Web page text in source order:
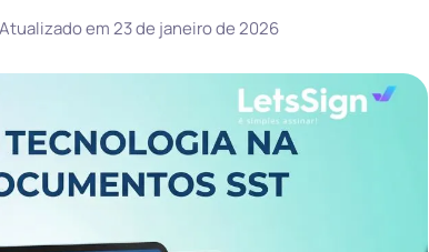
Atualizado em23 de janeiro de 2026